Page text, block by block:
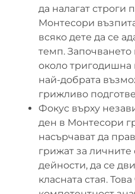
да налагат строги
Монтесори
всяко дете да се
темп.
около тригодишна
най-добрата
грижливо
Фокус върху
ден в Монтесори
насърчават да
грижат за
дейности, да се
класната стая.